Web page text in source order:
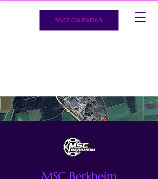
RACE CALENDAR
MSC Berkheim